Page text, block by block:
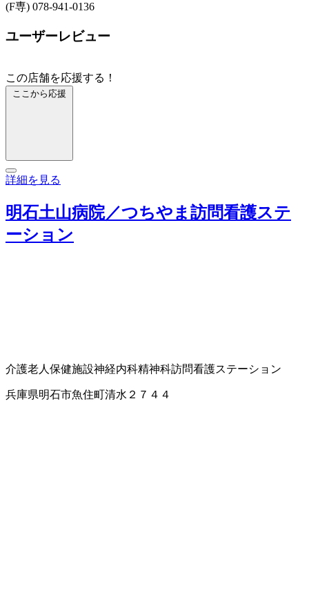
(F専) 078-941-0136
ユーザーレビュー
この店舗を応援する！
ここから応援
詳細を見る
明石土山病院／つちやま訪問看護ステ
ーション
介護老人保健施設神経内科精神科訪問看護ステーション
兵庫県明石市魚住町清水２７４４